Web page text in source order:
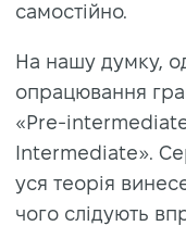
самостійно.
На нашу думку,
опрацювання
«Pre-
Intermediate».
уся теорія
чого слідують